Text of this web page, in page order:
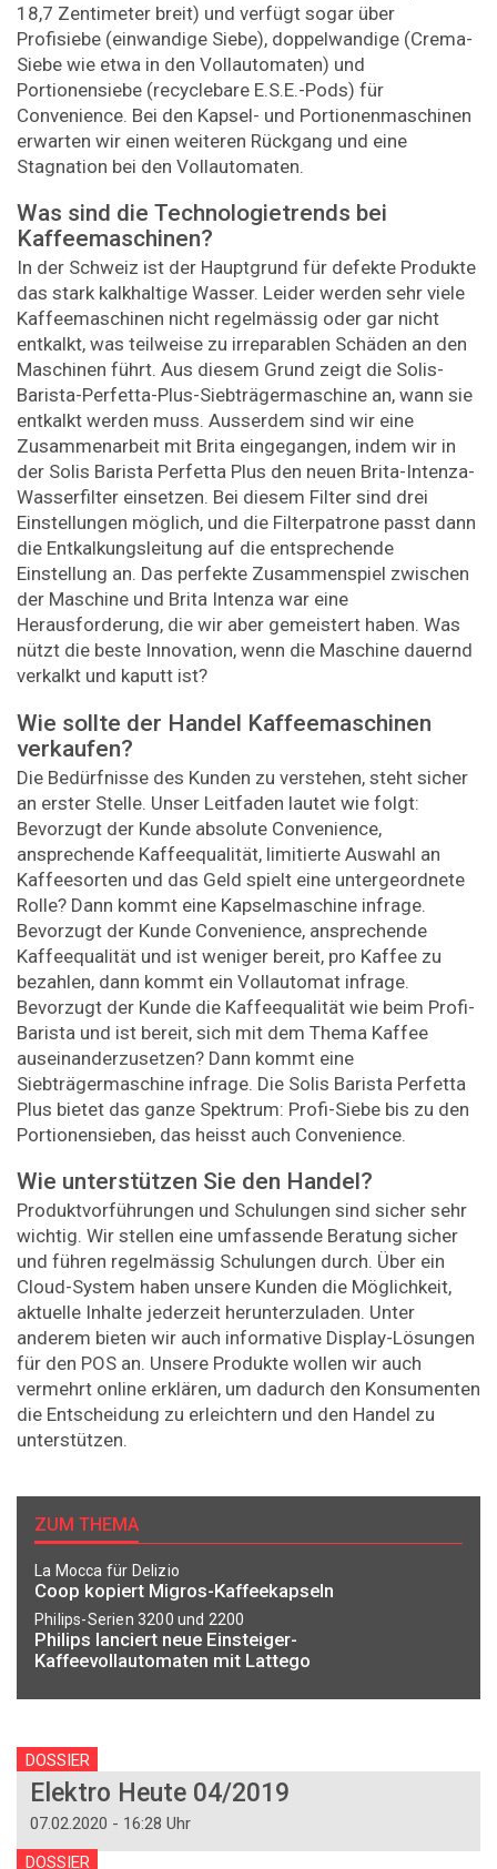
18,7 Zentimeter breit) und verfügt sogar über
Profisiebe (einwandige Siebe), doppelwandige ­(Crema-
Siebe wie etwa in den Vollautomaten) und
Portionensiebe (recyclebare E.S.E.-Pods) für
Convenience. Bei den Kapsel- und Portionenmaschinen
­erwarten wir einen weiteren Rückgang und eine
Stagnation bei den Voll­automaten.
Was sind die Technologietrends bei
Kaffeemaschinen?
In der Schweiz ist der Hauptgrund für defekte Produkte
das stark kalkhaltige Wasser. Leider werden sehr viele
Kaffeemaschinen nicht regelmässig oder gar nicht
entkalkt, was teilweise zu irreparablen Schäden an den
Maschinen führt. Aus diesem Grund zeigt die Solis-
Barista-Perfetta-Plus-Siebträgermaschine an, wann sie
entkalkt werden muss. Ausserdem sind wir eine
Zusammenarbeit mit Brita eingegangen, indem wir in
der Solis Barista Perfetta Plus den neuen Brita-Intenza-
Wasserfilter einsetzen. Bei diesem Filter sind drei
Einstellungen möglich, und die Filterpatrone passt dann
die Entkalkungsleitung auf die entsprechende
Einstellung an. Das perfekte Zusammenspiel zwischen
der Maschine und Brita Intenza war eine
Herausforderung, die wir aber gemeistert haben. Was
nützt die beste Innovation, wenn die Maschine dauernd
verkalkt und kaputt ist?
Wie sollte der Handel Kaffeemaschinen
verkaufen?
Die Bedürfnisse des Kunden zu verstehen, steht sicher
an erster Stelle. Unser Leitfaden lautet wie folgt:
Bevorzugt der Kunde absolute Convenience,
ansprechende Kaffeequalität, limitierte Auswahl an
Kaffeesorten und das Geld spielt eine untergeordnete
Rolle? Dann kommt eine Kapselmaschine infrage.
Bevorzugt der Kunde Convenience, ansprechende
Kaffeequalität und ist weniger bereit, pro Kaffee zu
bezahlen, dann kommt ein Vollautomat infrage.
Bevorzugt der Kunde die Kaffeequalität wie beim Profi-
Barista und ist bereit, sich mit dem Thema Kaffee
auseinanderzusetzen? Dann kommt eine
Siebträgermaschine infrage. Die Solis Barista Perfetta
Plus bietet das ganze Spektrum: Profi-Siebe bis zu den
Portionensieben, das heisst auch Convenience.
Wie unterstützen Sie den Handel?
Produktvorführungen und Schulungen sind sicher sehr
wichtig. Wir stellen eine umfassende Beratung sicher
und führen regelmässig Schulungen durch. Über ein
Cloud-System haben unsere Kunden die Möglichkeit,
aktuelle Inhalte jederzeit herunterzuladen. Unter
anderem bieten wir auch informative Display-Lösungen
für den POS an. Unsere Produkte wollen wir auch
vermehrt online erklären, um dadurch den Konsumenten
die Entscheidung zu erleichtern und den Handel zu
unterstützen.
ZUM THEMA
La Mocca für Delizio
Coop kopiert Migros-Kaffeekapseln
Philips-Serien 3200 und 2200
Philips lanciert neue Einsteiger-
Kaffeevollautomaten mit Lattego
DOSSIER
Elektro Heute 04/2019
07.02.2020 - 16:28 Uhr
DOSSIER